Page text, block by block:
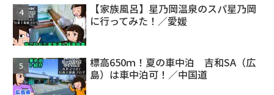
【家族風呂】星乃岡温泉のスパ星乃岡
に行ってみた！／愛媛
標高650ｍ！夏の車中泊 吉和SA（広
島）は車中泊可！／中国道